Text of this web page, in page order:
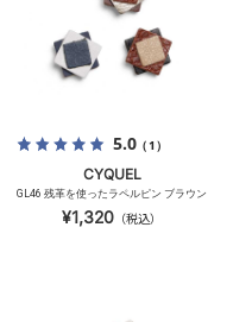
5.0（1）
CYQUEL
GL46 残革を使ったラペルピン ブラウン
¥1,320 （税込）